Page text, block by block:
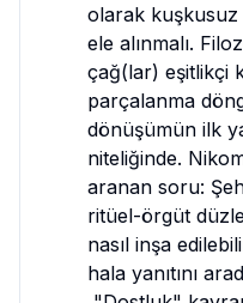
olarak
ele alınmalı.
çağ(lar) eşitlikçi
parçalanma
dönüşümün ilk
niteliğinde.
aranan soru:
ritüel-örgüt
nasıl inşa
hala yanıtını